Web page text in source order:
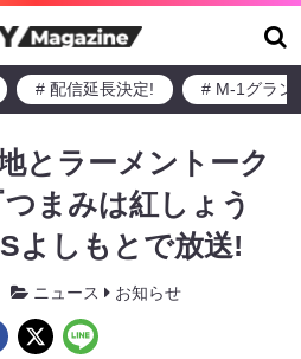
# 配信延長決定! # M-1グラン
とラーメントーク
まみは紅しょう
よしもとで放送!
ニュース お知らせ